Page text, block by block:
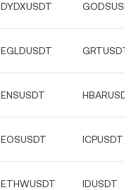
DYDXUSDT
EGLDUSDT GRTUSDT
ENSUSDT HBARUSDT
EOSUSDT ICPUSDT
ETHWUSDT IDUSDT